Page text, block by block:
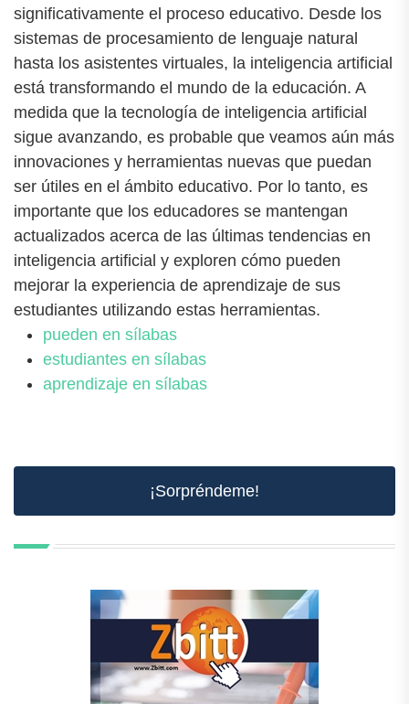
significativamente el proceso educativo. Desde los
sistemas de procesamiento de lenguaje natural
hasta los asistentes virtuales, la inteligencia artificial
está transformando el mundo de la educación. A
medida que la tecnología de inteligencia artificial
sigue avanzando, es probable que veamos aún más
innovaciones y herramientas nuevas que puedan
ser útiles en el ámbito educativo. Por lo tanto, es
importante que los educadores se mantengan
actualizados acerca de las últimas tendencias en
inteligencia artificial y exploren cómo pueden
mejorar la experiencia de aprendizaje de sus
estudiantes utilizando estas herramientas.
pueden en sílabas
estudiantes en sílabas
aprendizaje en sílabas
¡Sorpréndeme!